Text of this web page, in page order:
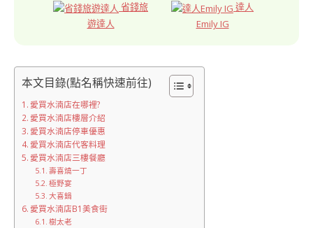
省錢旅
遊達人
達人
Emily IG
本文目錄(點名稱快速前往)
愛買水湳店在哪裡?
愛買水湳店樓層介紹
愛買水湳店停車優惠
愛買水湳店代客料理
愛買水湳店三樓餐廳
壽喜燒一丁
極野宴
大喜鍋
愛買水湳店B1美食街
樹太老